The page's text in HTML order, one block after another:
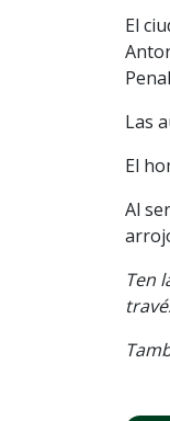
El
Las
El
Al
Ten